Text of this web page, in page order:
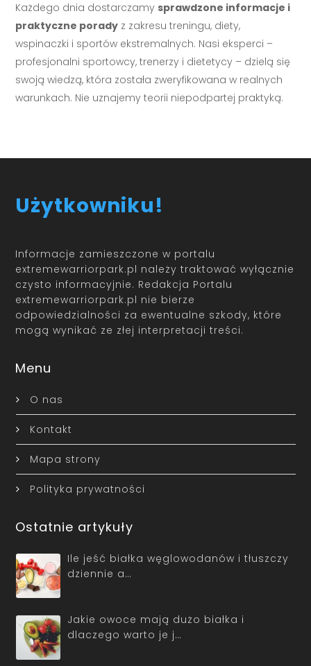
Każdego dnia dostarczamy sprawdzone informacje i
praktyczne porady z zakresu treningu, diety,
wspinaczki i sportów ekstremalnych. Nasi eksperci –
profesjonalni sportowcy, trenerzy i dietetycy – dzielą się
swoją wiedzą, która została zweryfikowana w realnych
warunkach. Nie uznajemy teorii niepodpartej praktyką.
Użytkowniku!
Informacje zamieszczone w portalu
extremewarriorpark.pl należy traktować wyłącznie
czysto informacyjnie. Redakcja Portalu
extremewarriorpark.pl nie bierze
odpowiedzialności za ewentualne szkody, które
mogą wynikać ze złej interpretacji treści.
Menu
O nas
Kontakt
Mapa strony
Polityka prywatności
Ostatnie artykuły
Ile jeść białka węglowodanów i tłuszczy
dziennie a…
Jakie owoce mają dużo białka i
dlaczego warto je j…